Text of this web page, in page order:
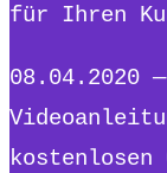
für Ihren
kostenlosen